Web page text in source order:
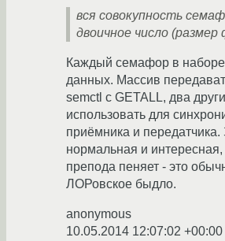
вся совокупность
двоичное число (размер
Каждый семафор в наборе
данных. Массив
semctl с GETALL, два
использовать для
приёмника и передатчика.
нормальная и интересная,
препода пеняет - это
ЛОРовское быдло.
anonymous
10.05.2014 12:07:02 +00:00